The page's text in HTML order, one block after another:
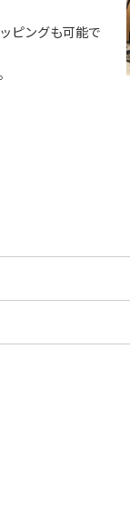
ピングも可能で